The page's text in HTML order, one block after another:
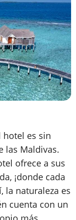
hotel es sin
las Maldivas.
ofrece a sus
¡donde cada
la naturaleza es
cuenta con un